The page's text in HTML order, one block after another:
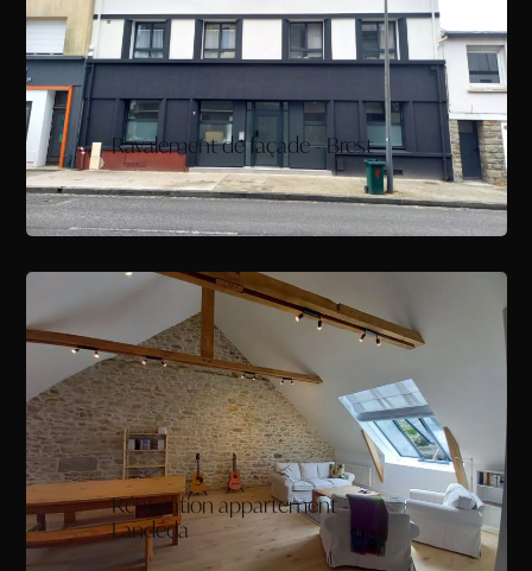
Ravalement de façade - Brest
Rénovation appartement -
Landéda